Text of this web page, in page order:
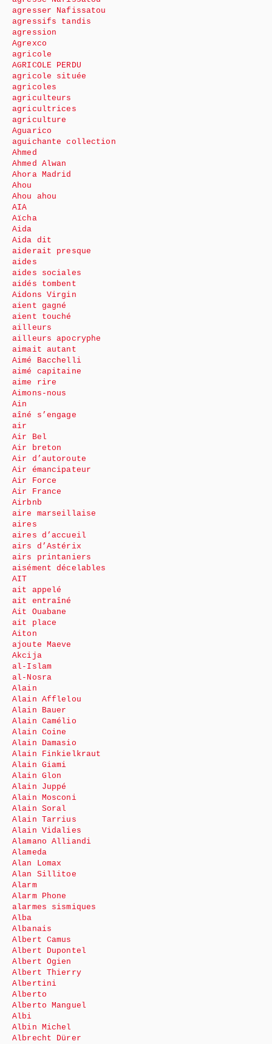
agresser Nafissatou
agressifs tandis
agression
Agrexco
agricole
AGRICOLE PERDU
agricole située
agricoles
agriculteurs
agricultrices
agriculture
Aguarico
aguichante collection
Ahmed
Ahmed Alwan
Ahora Madrid
Ahou
Ahou ahou
AIA
Aïcha
Aida
Aida dit
aiderait presque
aides
aides sociales
aidés tombent
Aidons Virgin
aient gagné
aient touché
ailleurs
ailleurs apocryphe
aimait autant
Aimé Bacchelli
aimé capitaine
aime rire
Aimons-nous
Ain
aîné s’engage
air
Air Bel
Air breton
Air d’autoroute
Air émancipateur
Air Force
Air France
Airbnb
aire marseillaise
aires
aires d’accueil
airs d’Astérix
airs printaniers
aisément décelables
AIT
ait appelé
ait entraîné
Ait Ouabane
ait place
Aiton
ajoute Maeve
Akcija
al-Islam
al-Nosra
Alain
Alain Afflelou
Alain Bauer
Alain Camélio
Alain Coine
Alain Damasio
Alain Finkielkraut
Alain Giami
Alain Glon
Alain Juppé
Alain Mosconi
Alain Soral
Alain Tarrius
Alain Vidalies
Alamano Alliandi
Alameda
Alan Lomax
Alan Sillitoe
Alarm
Alarm Phone
alarmes sismiques
Alba
Albanais
Albert Camus
Albert Dupontel
Albert Ogien
Albert Thierry
Albertini
Alberto
Alberto Manguel
Albi
Albin Michel
Albrecht Dürer